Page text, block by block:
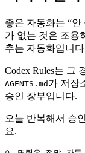
좋은 자동화는 “
가 없는 것은 조용
추는 자동화입니
Codex Rules는 그
AGENTS.md 가 저장
승인 장부입니다.
오늘 반복해서 승
요.